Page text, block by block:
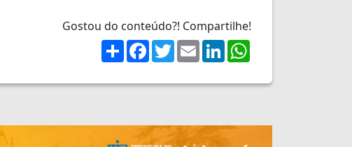
Gostou do conteúdo?! Compartilhe!
ShareFacebook
TwitterEmailLinkedIn